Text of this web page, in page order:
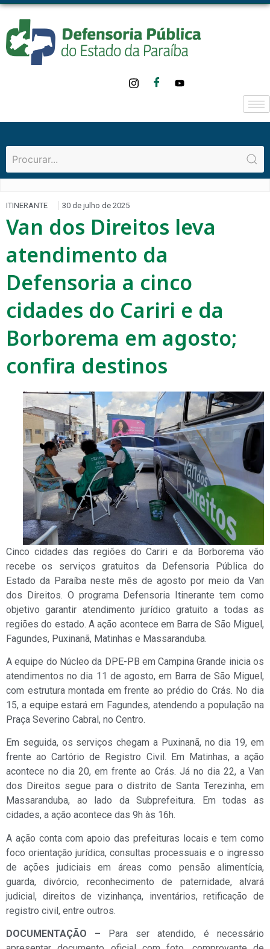
ITINERANTE 30 de julho de 2025
Van dos Direitos leva
atendimento da
Defensoria a cinco
cidades do Cariri e da
Borborema em agosto;
confira destinos
Cinco cidades das regiões do Cariri e da Borborema vão
recebe os serviços gratuitos da Defensoria Pública do
Estado da Paraíba neste mês de agosto por meio da Van
dos Direitos. O programa Defensoria Itinerante tem como
objetivo garantir atendimento jurídico gratuito a todas as
regiões do estado. A ação acontece em Barra de São Miguel,
Fagundes, Puxinanã, Matinhas e Massaranduba.
A equipe do Núcleo da DPE-PB em Campina Grande inicia os
atendimentos no dia 11 de agosto, em Barra de São Miguel,
com estrutura montada em frente ao prédio do Crás. No dia
15, a equipe estará em Fagundes, atendendo a população na
Praça Severino Cabral, no Centro.
Em seguida, os serviços chegam a Puxinanã, no dia 19, em
frente ao Cartório de Registro Civil. Em Matinhas, a ação
acontece no dia 20, em frente ao Crás. Já no dia 22, a Van
dos Direitos segue para o distrito de Santa Terezinha, em
Massaranduba, ao lado da Subprefeitura. Em todas as
cidades, a ação acontece das 9h às 16h.
A ação conta com apoio das prefeituras locais e tem como
foco orientação jurídica, consultas processuais e o ingresso
de ações judiciais em áreas como pensão alimentícia,
guarda, divórcio, reconhecimento de paternidade, alvará
judicial, direitos de vizinhança, inventários, retificação de
registro civil, entre outros.
DOCUMENTAÇÃO – Para ser atendido, é necessário